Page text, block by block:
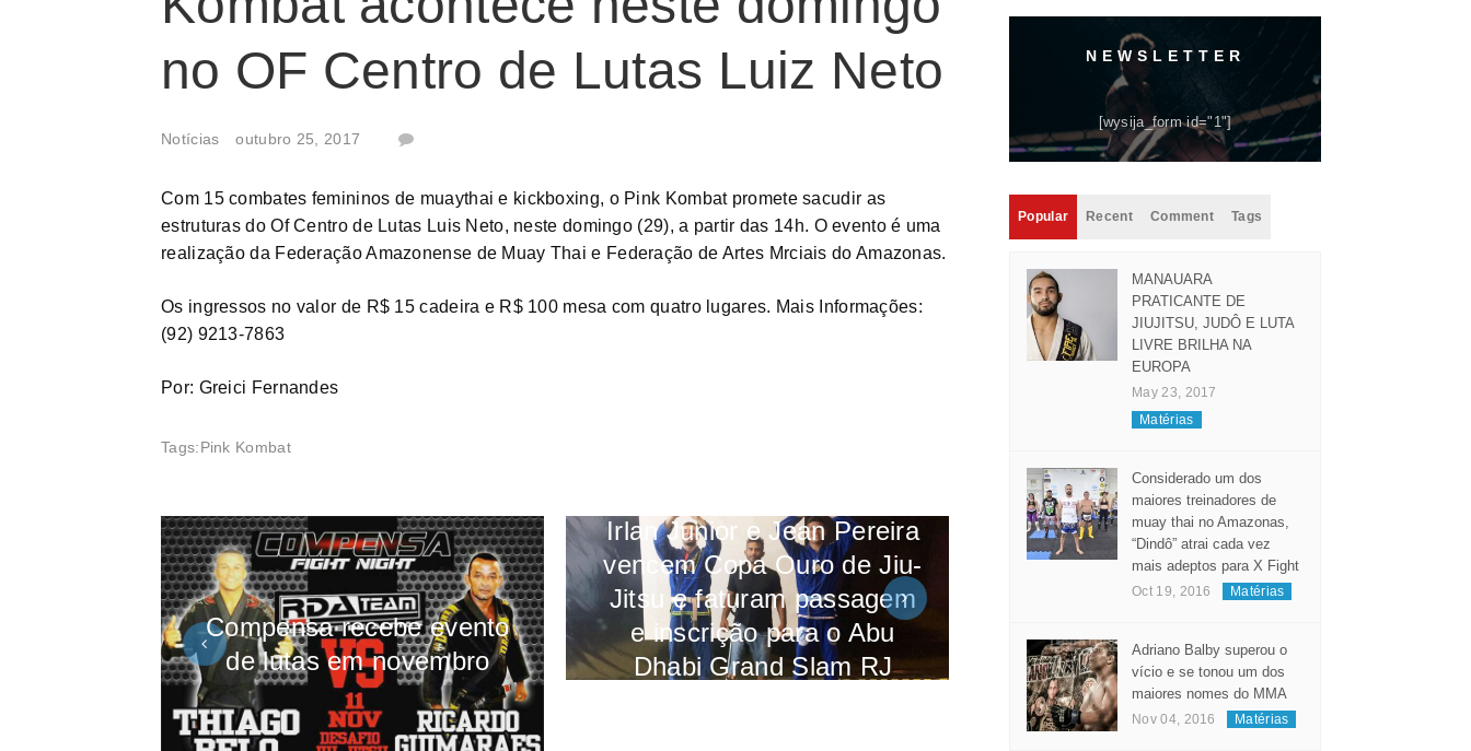
no OF Centro de Lutas Luiz Neto
Notícias outubro 25, 2017
Com 15 combates femininos de muaythai e kickboxing, o Pink Kombat promete sacudir as
estruturas do Of Centro de Lutas Luis Neto, neste domingo (29), a partir das 14h. O evento é uma
realização da Federação Amazonense de Muay Thai e Federação de Artes Mrciais do Amazonas.
Os ingressos no valor de R$ 15 cadeira e R$ 100 mesa com quatro lugares. Mais Informações:
(92) 9213-7863
Por: Greici Fernandes
Tags:Pink Kombat
Compensa recebe evento
de lutas em novembro
Irlan Junior e Jean Pereira
vencem Copa Ouro de Jiu-
Jitsu e faturam passagem
e inscrição para o Abu
Dhabi Grand Slam RJ
NEWSLETTER
[wysija_form id="1"]
Popular Recent Comment Tags
MANAUARA
PRATICANTE DE
JIUJITSU, JUDÔ E LUTA
LIVRE BRILHA NA
EUROPA
May 23, 2017
Matérias
Considerado um dos
maiores treinadores de
muay thai no Amazonas,
“Dindô” atrai cada vez
mais adeptos para X Fight
Oct 19, 2016 Matérias
Adriano Balby superou o
vício e se tonou um dos
maiores nomes do MMA
Nov 04, 2016 Matérias